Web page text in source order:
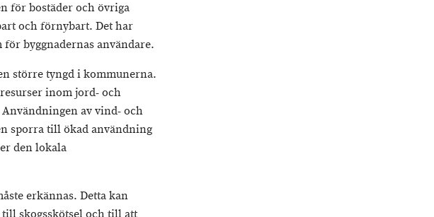
för bostäder och övriga
och förnybart. Det har
byggnadernas användare.
större tyngd i kommunerna.
inom jord- och
av vind- och
sporra till ökad användning
den lokala
erkännas. Detta kan